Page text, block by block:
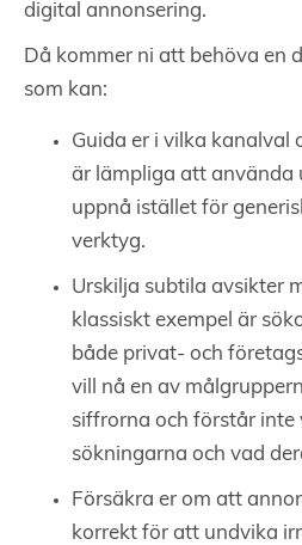
digital annonsering.
Då kommer ni att behöva en
som kan:
Guida er i vilka kanalval
är lämpliga att använda
uppnå istället för
verktyg.
Urskilja subtila avsikter
klassiskt exempel är
både privat- och
vill nå en av
siffrorna och förstår inte
sökningarna och vad
Försäkra er om att
korrekt för att undvika